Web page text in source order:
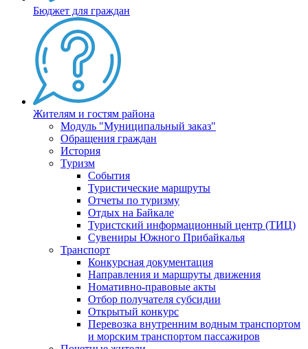
Бюджет для граждан
Жителям и гостям района
Модуль "Муниципальный заказ"
Обращения граждан
История
Туризм
События
Туристические маршруты
Отчеты по туризму
Отдых на Байкале
Туристский информационный центр (ТИЦ)
Сувениры Южного Прибайкалья
Транспорт
Конкурсная документация
Направления и маршруты движения
Номативно-правовые акты
Отбор получателя субсидии
Открытый конкурс
Перевозка внутренним водным транспортом
и морским транспортом пассажиров